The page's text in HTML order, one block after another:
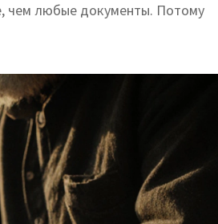
чем любые документы. Потому